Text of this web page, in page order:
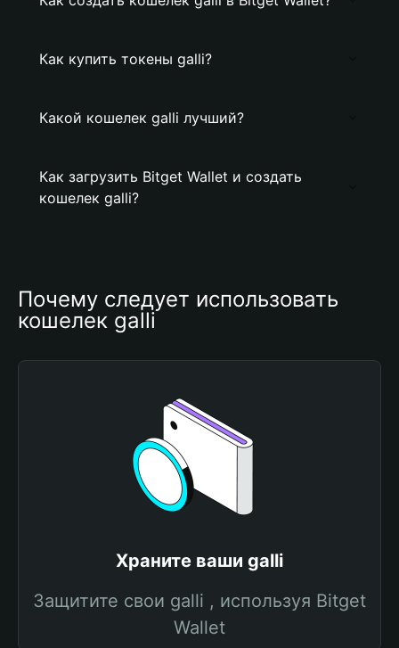
Как купить токены galli?
Какой кошелек galli лучший?
Как загрузить Bitget Wallet и создать
кошелек galli?
Почему следует использовать
кошелек galli
Храните ваши galli
Защитите свои galli , используя Bitget
Wallet